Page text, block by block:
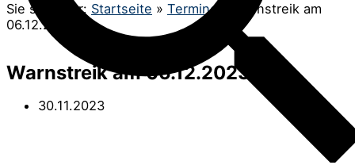
Sie sind hier: Startseite » Termine
Warnstreik am
06.12.2023
Warnstreik am 06.12.2023
30.11.2023